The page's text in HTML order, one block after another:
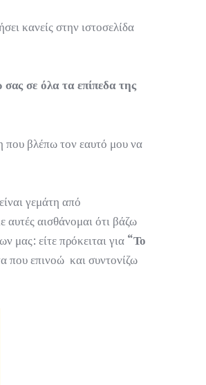
κανείς στην ιστοσελίδα
σε όλα τα επίπεδα της
που βλέπω τον εαυτό μου να
γεμάτη από
αυτές αισθάνομαι ότι βάζω
μας: είτε πρόκειται για “Το
που επινοώ και συντονίζω